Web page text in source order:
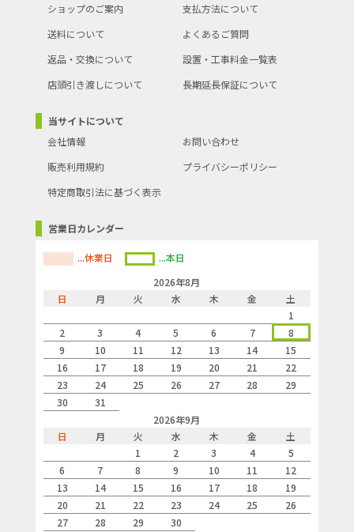
ショップのご案内
支払方法について
送料について
よくあるご質問
返品・交換について
設置・工事料金一覧表
店頭引き渡しについて
長期延長保証について
当サイトについて
会社情報
お問い合わせ
販売利用規約
プライバシーポリシー
特定商取引法に基づく表示
営業日カレンダー
...休業日
...本日
2026年8月
日
月 火 水 木 金
土
1
2
3 4 5 6 7
8
9
10 11 12 13 14
15
16
17 18 19 20 21
22
23
24 25 26 27 28
29
30
31
2026年9月
日
月 火 水 木 金
土
1
2 3 4
5
6
7 8 9 10 11
12
13
14 15 16 17 18
19
20
21 22 23 24 25
26
27
28 29
30